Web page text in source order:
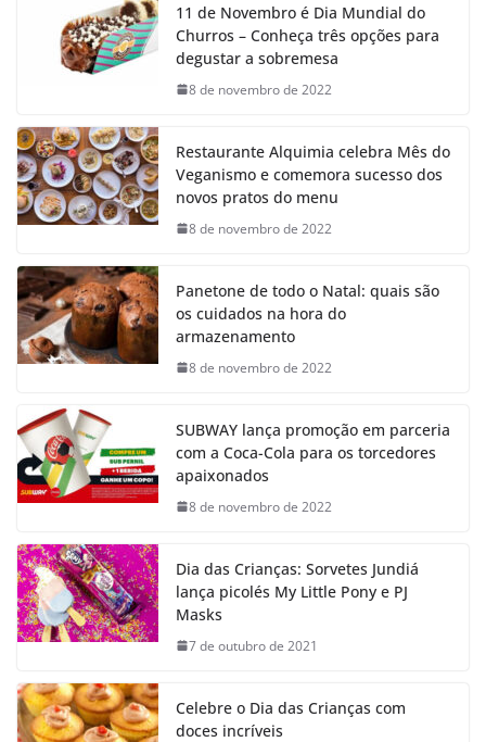
11 de Novembro é Dia Mundial do
Churros – Conheça três opções para
degustar a sobremesa
8 de novembro de 2022
Restaurante Alquimia celebra Mês do
Veganismo e comemora sucesso dos
novos pratos do menu
8 de novembro de 2022
Panetone de todo o Natal: quais são
os cuidados na hora do
armazenamento
8 de novembro de 2022
SUBWAY lança promoção em parceria
com a Coca-Cola para os torcedores
apaixonados
8 de novembro de 2022
Dia das Crianças: Sorvetes Jundiá
lança picolés My Little Pony e PJ
Masks
7 de outubro de 2021
Celebre o Dia das Crianças com
doces incríveis